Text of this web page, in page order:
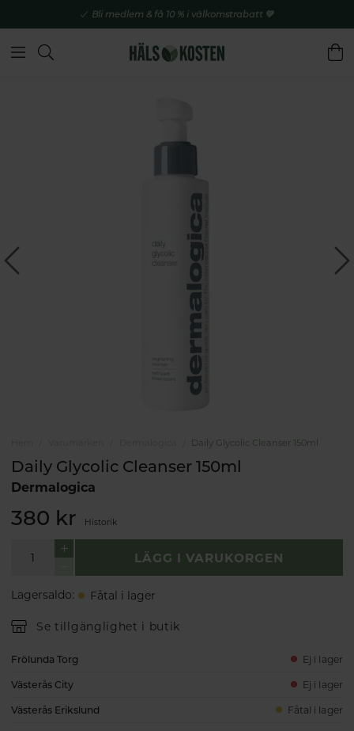
Bli medlem & få 10 % i välkomstrabatt 💚
Daily Glycolic Cleanser 150ml
Daily Glycolic Cleanser 150ml
Dermalogica
380 kr Historik
LÄGG I VARUKORGEN
Lagersaldo: Fåtal i lager
Se tillgänglighet i butik
Frölunda Torg Ej i lager
Västerås City Ej i lager
Västerås Erikslund Fåtal i lager